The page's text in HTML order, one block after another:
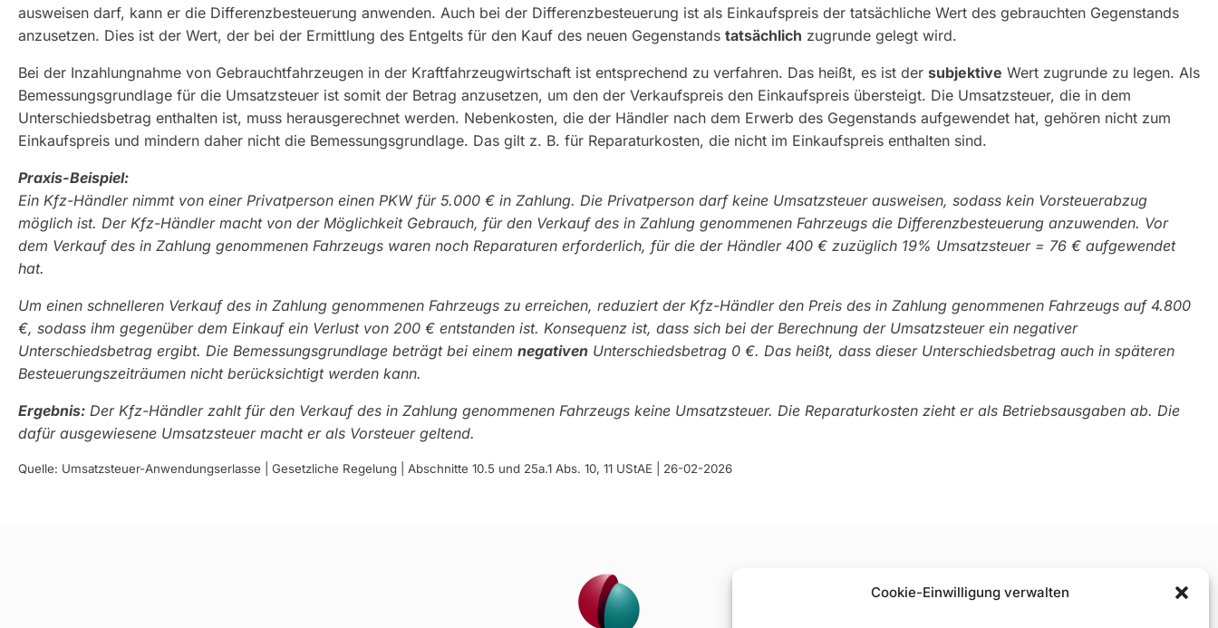
Cookie-Einwilligung verwalten
ausweisen darf, kann er die Differenzbesteuerung anwenden. Auch bei der Differenzbesteuerung ist als Einkaufspreis der tatsächliche Wert des gebrauchten Gegenstands
anzusetzen. Dies ist der Wert, der bei der Ermittlung des Entgelts für den Kauf des neuen Gegenstands tatsächlich zugrunde gelegt wird.
Bei der Inzahlungnahme von Gebrauchtfahrzeugen in der Kraftfahrzeugwirtschaft ist entsprechend zu verfahren. Das heißt, es ist der subjektive Wert zugrunde zu legen. Als
Bemessungsgrundlage für die Umsatzsteuer ist somit der Betrag anzusetzen, um den der Verkaufspreis den Einkaufspreis übersteigt. Die Umsatzsteuer, die in dem
Unterschiedsbetrag enthalten ist, muss herausgerechnet werden. Nebenkosten, die der Händler nach dem Erwerb des Gegenstands aufgewendet hat, gehören nicht zum
Einkaufspreis und mindern daher nicht die Bemessungsgrundlage. Das gilt z. B. für Reparaturkosten, die nicht im Einkaufspreis enthalten sind.
Praxis-Beispiel:
Ein Kfz-Händler nimmt von einer Privatperson einen PKW für 5.000 € in Zahlung. Die Privatperson darf keine Umsatzsteuer ausweisen, sodass kein Vorsteuerabzug
möglich ist. Der Kfz-Händler macht von der Möglichkeit Gebrauch, für den Verkauf des in Zahlung genommenen Fahrzeugs die Differenzbesteuerung anzuwenden. Vor
dem Verkauf des in Zahlung genommenen Fahrzeugs waren noch Reparaturen erforderlich, für die der Händler 400 € zuzüglich 19% Umsatzsteuer = 76 € aufgewendet
hat.
Um einen schnelleren Verkauf des in Zahlung genommenen Fahrzeugs zu erreichen, reduziert der Kfz-Händler den Preis des in Zahlung genommenen Fahrzeugs auf 4.800
€, sodass ihm gegenüber dem Einkauf ein Verlust von 200 € entstanden ist. Konsequenz ist, dass sich bei der Berechnung der Umsatzsteuer ein negativer
Unterschiedsbetrag ergibt. Die Bemessungsgrundlage beträgt bei einem negativen Unterschiedsbetrag 0 €. Das heißt, dass dieser Unterschiedsbetrag auch in späteren
Besteuerungszeiträumen nicht berücksichtigt werden kann.
Ergebnis: Der Kfz-Händler zahlt für den Verkauf des in Zahlung genommenen Fahrzeugs keine Umsatzsteuer. Die Reparaturkosten zieht er als Betriebsausgaben ab. Die
dafür ausgewiesene Umsatzsteuer macht er als Vorsteuer geltend.
Quelle: Umsatzsteuer-Anwendungserlasse | Gesetzliche Regelung | Abschnitte 10.5 und 25a.1 Abs. 10, 11 UStAE | 26-02-2026